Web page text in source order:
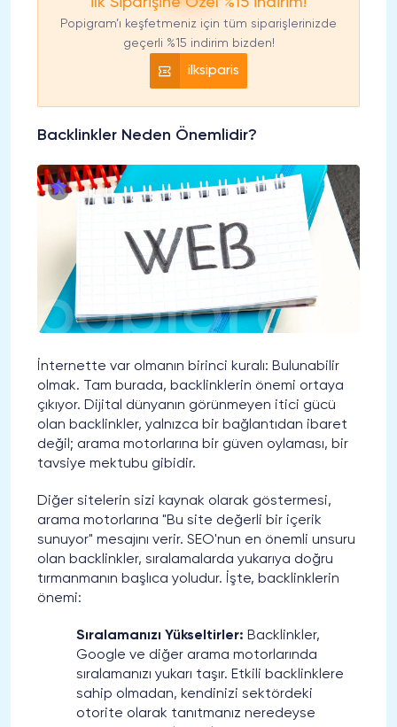
Popigram’ı keşfetmeniz için tüm siparişlerinizde
geçerli %15 indirim bizden!
ilksiparis
Backlinkler Neden Önemlidir?
İnternette var olmanın birinci kuralı: Bulunabilir
olmak. Tam burada, backlinklerin önemi ortaya
çıkıyor. Dijital dünyanın görünmeyen itici gücü
olan backlinkler, yalnızca bir bağlantıdan ibaret
değil; arama motorlarına bir güven oylaması, bir
tavsiye mektubu gibidir.
Diğer sitelerin sizi kaynak olarak göstermesi,
arama motorlarına "Bu site değerli bir içerik
sunuyor" mesajını verir. SEO'nun en önemli unsuru
olan backlinkler, sıralamalarda yukarıya doğru
tırmanmanın başlıca yoludur. İşte, backlinklerin
önemi:
Sıralamanızı Yükseltirler: Backlinkler,
Google ve diğer arama motorlarında
sıralamanızı yukarı taşır. Etkili backlinklere
sahip olmadan, kendinizi sektördeki
otorite olarak tanıtmanız neredeyse